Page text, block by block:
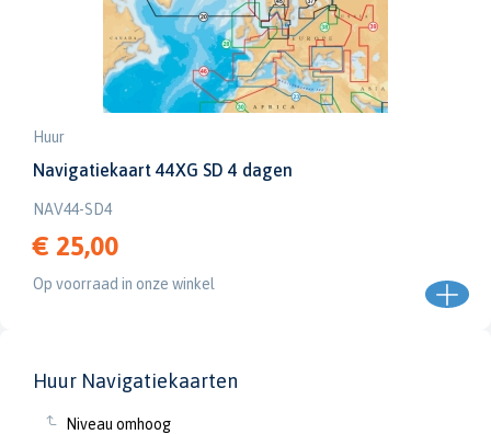
Huur Navigatiekaarten
Niveau omhoog
Huur
Navigatiekaart 44XG SD 4 dagen
NAV44-SD4
€ 25,00
Op voorraad in onze winkel